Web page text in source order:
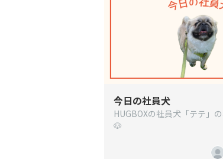
今日の社員犬
HUGBOXの社員犬「テテ」
🐶